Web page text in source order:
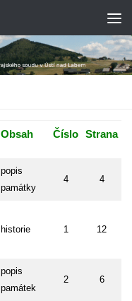
Obsah Číslo Strana
popis
památky
4 4
historie 1 12
popis
památek
2 6